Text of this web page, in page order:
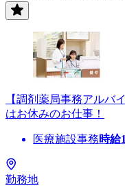
【調剤薬局事務アルバ
はお休みのお仕事！
医療施設事務時給
勤務地